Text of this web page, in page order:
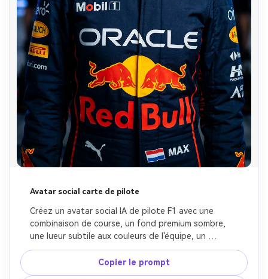
Avatar social carte de pilote
Créez un avatar social IA de pilote F1 avec une
combinaison de course, un fond premium sombre,
une lueur subtile aux couleurs de l'équipe, un
éclairage à contraste net, une expression confiante
et cool, et un cadrage net adapté mobile pour les
photos de profil et couvertures de story, look de
Copier le prompt